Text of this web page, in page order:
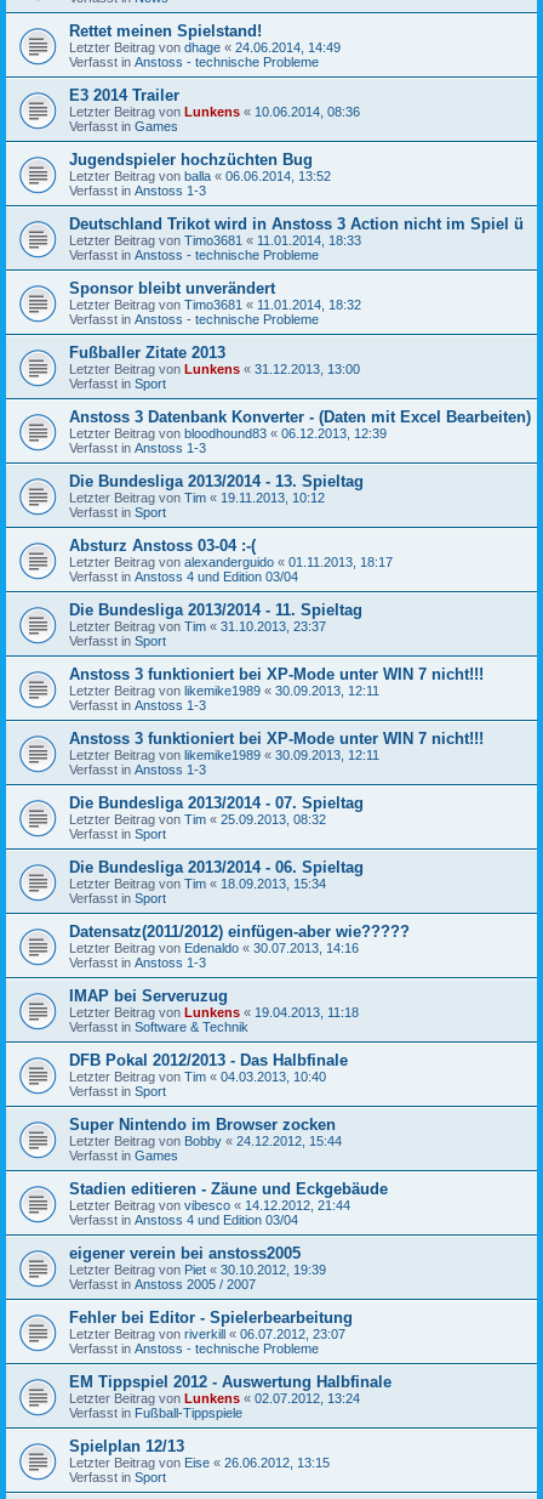
Rettet meinen Spielstand!
Letzter Beitrag von dhage « 24.06.2014, 14:49
Verfasst in Anstoss - technische Probleme
E3 2014 Trailer
Letzter Beitrag von Lunkens « 10.06.2014, 08:36
Verfasst in Games
Jugendspieler hochzüchten Bug
Letzter Beitrag von balla « 06.06.2014, 13:52
Verfasst in Anstoss 1-3
Deutschland Trikot wird in Anstoss 3 Action nicht im Spiel ü
Letzter Beitrag von Timo3681 « 11.01.2014, 18:33
Verfasst in Anstoss - technische Probleme
Sponsor bleibt unverändert
Letzter Beitrag von Timo3681 « 11.01.2014, 18:32
Verfasst in Anstoss - technische Probleme
Fußballer Zitate 2013
Letzter Beitrag von Lunkens « 31.12.2013, 13:00
Verfasst in Sport
Anstoss 3 Datenbank Konverter - (Daten mit Excel Bearbeiten)
Letzter Beitrag von bloodhound83 « 06.12.2013, 12:39
Verfasst in Anstoss 1-3
Die Bundesliga 2013/2014 - 13. Spieltag
Letzter Beitrag von Tim « 19.11.2013, 10:12
Verfasst in Sport
Absturz Anstoss 03-04 :-(
Letzter Beitrag von alexanderguido « 01.11.2013, 18:17
Verfasst in Anstoss 4 und Edition 03/04
Die Bundesliga 2013/2014 - 11. Spieltag
Letzter Beitrag von Tim « 31.10.2013, 23:37
Verfasst in Sport
Anstoss 3 funktioniert bei XP-Mode unter WIN 7 nicht!!!
Letzter Beitrag von likemike1989 « 30.09.2013, 12:11
Verfasst in Anstoss 1-3
Anstoss 3 funktioniert bei XP-Mode unter WIN 7 nicht!!!
Letzter Beitrag von likemike1989 « 30.09.2013, 12:11
Verfasst in Anstoss 1-3
Die Bundesliga 2013/2014 - 07. Spieltag
Letzter Beitrag von Tim « 25.09.2013, 08:32
Verfasst in Sport
Die Bundesliga 2013/2014 - 06. Spieltag
Letzter Beitrag von Tim « 18.09.2013, 15:34
Verfasst in Sport
Datensatz(2011/2012) einfügen-aber wie?????
Letzter Beitrag von Edenaldo « 30.07.2013, 14:16
Verfasst in Anstoss 1-3
IMAP bei Serveruzug
Letzter Beitrag von Lunkens « 19.04.2013, 11:18
Verfasst in Software & Technik
DFB Pokal 2012/2013 - Das Halbfinale
Letzter Beitrag von Tim « 04.03.2013, 10:40
Verfasst in Sport
Super Nintendo im Browser zocken
Letzter Beitrag von Bobby « 24.12.2012, 15:44
Verfasst in Games
Stadien editieren - Zäune und Eckgebäude
Letzter Beitrag von vibesco « 14.12.2012, 21:44
Verfasst in Anstoss 4 und Edition 03/04
eigener verein bei anstoss2005
Letzter Beitrag von Piet « 30.10.2012, 19:39
Verfasst in Anstoss 2005 / 2007
Fehler bei Editor - Spielerbearbeitung
Letzter Beitrag von riverkill « 06.07.2012, 23:07
Verfasst in Anstoss - technische Probleme
EM Tippspiel 2012 - Auswertung Halbfinale
Letzter Beitrag von Lunkens « 02.07.2012, 13:24
Verfasst in Fußball-Tippspiele
Spielplan 12/13
Letzter Beitrag von Eise « 26.06.2012, 13:15
Verfasst in Sport